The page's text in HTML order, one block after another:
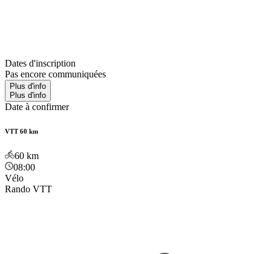
Dates d'inscription
Pas encore communiquées
Plus d'info
Plus d'info
Date à confirmer
VTT 60 km
60 km
08:00
Vélo
Rando VTT